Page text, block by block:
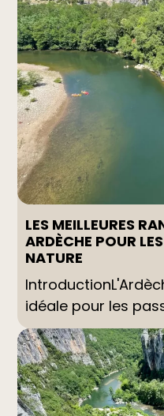
LES MEILLEURES
ARDÈCHE POUR
NATURE
idéale pour les